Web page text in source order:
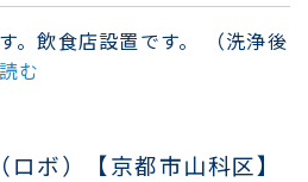
。飲食店設置です。 （洗浄後
む
ボ）【京都市山科区】